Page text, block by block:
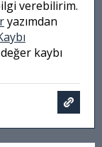
verebilirim.
yazımdan
kaybı